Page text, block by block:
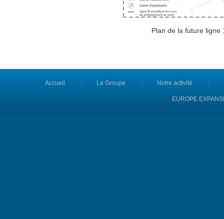
Plan de la future ligne
Accueil Le Groupe Notre activité
EUROPE